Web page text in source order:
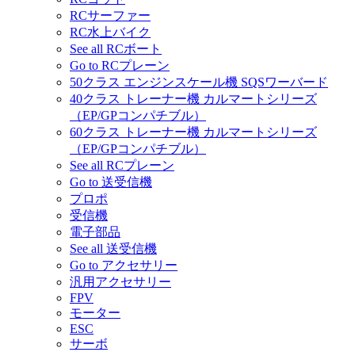
RCサーファー
RC水上バイク
See all RCボート
Go to RCプレーン
50クラス エンジンスケール機 SQSワーバード
40クラス トレーナー機 カルマートシリーズ
（EP/GPコンパチブル）
60クラス トレーナー機 カルマートシリーズ
（EP/GPコンパチブル）
See all RCプレーン
Go to 送受信機
プロポ
受信機
電子部品
See all 送受信機
Go to アクセサリー
汎用アクセサリー
FPV
モーター
ESC
サーボ